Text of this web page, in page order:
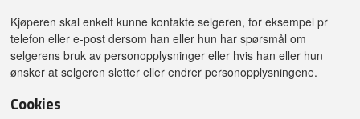
Kjøperen skal enkelt kunne kontakte selgeren, for eksempel pr
telefon eller e-post dersom han eller hun har spørsmål om
selgerens bruk av personopplysninger eller hvis han eller hun
ønsker at selgeren sletter eller endrer personopplysningene.
Cookies